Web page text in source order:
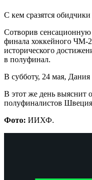
С кем сразятся
Сотворив сенсационную
финала хоккейного ЧМ-
исторического
в полуфинал.
В субботу, 24 мая,
В этот же день выяснит
полуфиналистов
Фото: ИИХФ.